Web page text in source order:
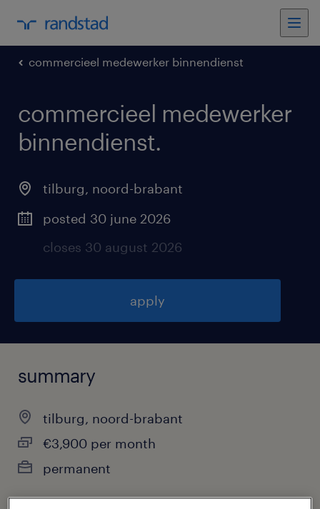
commercieel medewerker binnendienst
commercieel medewerker
binnendienst.
tilburg, noord-brabant
posted 30 june 2026
closes 30 august 2026
apply
summary
tilburg, noord-brabant
€3,900 per month
permanent